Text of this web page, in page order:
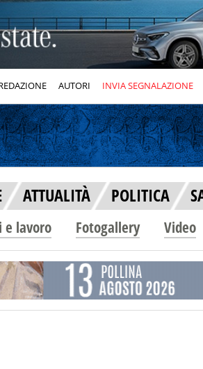
AUTORI INVIA SEGNALAZIONE
ATTUALITÀ POLITICA
e lavoro Fotogallery Video